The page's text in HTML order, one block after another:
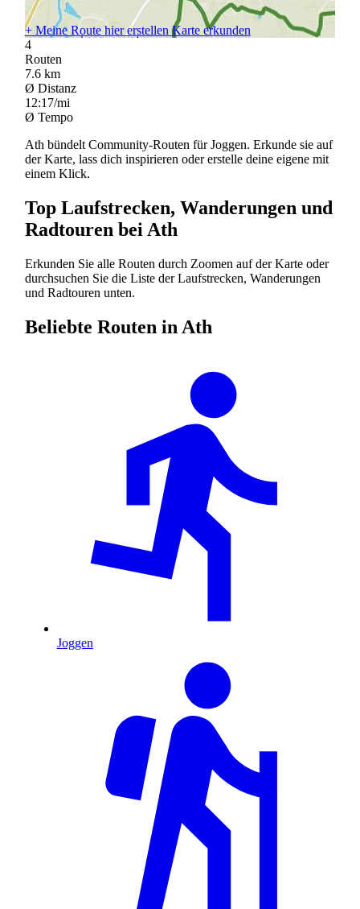
+Meine Route hier erstellenKarte erkunden
4
Routen
7.6 km
Ø Distanz
12:17/mi
Ø Tempo
Ath bündelt Community-Routen für Joggen. Erkunde sie auf
der Karte, lass dich inspirieren oder erstelle deine eigene mit
einem Klick.
Top Laufstrecken, Wanderungen und
Radtouren bei Ath
Erkunden Sie alle Routen durch Zoomen auf der Karte oder
durchsuchen Sie die Liste der Laufstrecken, Wanderungen
und Radtouren unten.
Beliebte Routen in Ath
Joggen